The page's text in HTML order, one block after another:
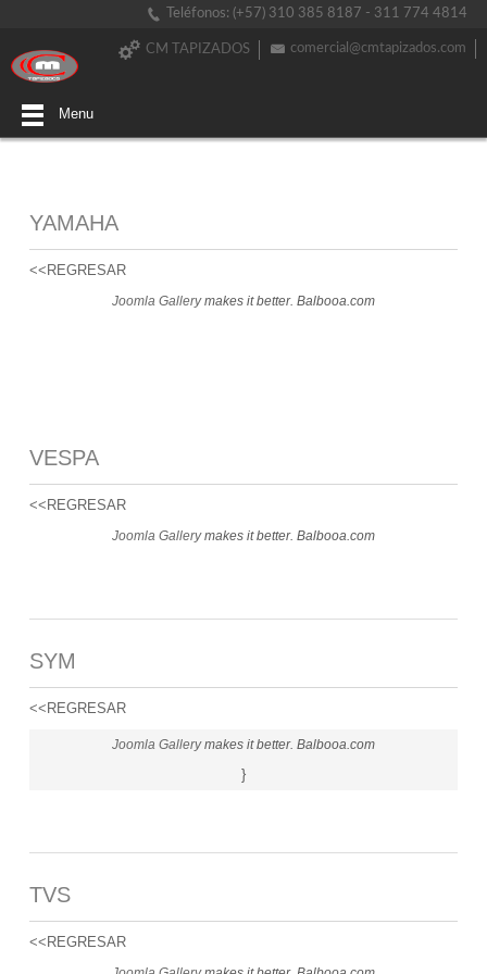
Teléfonos: (+57) 310 385 8187 - 311 774 4814
comercial@cmtapizados.com
CM TAPIZADOS
Menu
YAMAHA
<<REGRESAR
Joomla Gallerymakes it better. Balbooa.com
VESPA
<<REGRESAR
Joomla Gallerymakes it better. Balbooa.com
SYM
<<REGRESAR
Joomla Gallerymakes it better. Balbooa.com
}
TVS
<<REGRESAR